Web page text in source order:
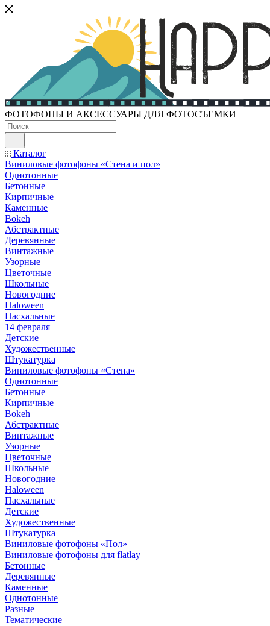
ФОТОФОНЫ И АКСЕССУАРЫ ДЛЯ ФОТОСЪЕМКИ
Каталог
Виниловые фотофоны «Стена и пол»
Однотонные
Бетонные
Кирпичные
Каменные
Bokeh
Абстрактные
Деревянные
Винтажные
Узорные
Цветочные
Школьные
Новогодние
Haloween
Пасхальные
14 февраля
Детские
Художественные
Штукатурка
Виниловые фотофоны «Стена»
Однотонные
Бетонные
Кирпичные
Bokeh
Абстрактные
Винтажные
Узорные
Цветочные
Школьные
Новогодние
Haloween
Пасхальные
Детские
Художественные
Штукатурка
Виниловые фотофоны «Пол»
Виниловые фотофоны для flatlay
Бетонные
Деревянные
Каменные
Однотонные
Разные
Тематические